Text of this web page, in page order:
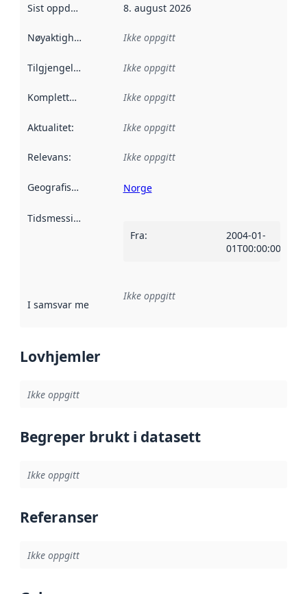
Sist oppdatert 8. august 2026
Nøyaktighet Ikke oppgitt
Tilgjengelighet Ikke oppgitt
Kompletthet Ikke oppgitt
Aktualitet: Ikke oppgitt
Relevans: Ikke oppgitt
Geografisk avgrensning :
Norge
Tidsmessig avgrensning
Fra:
2004-01-
01T00:00:00Z
I samsvar med Referanse til en implementasjonsregel
Ikke oppgitt
Lovhjemler
Ikke oppgitt
Begreper brukt i datasett
Ikke oppgitt
Referanser
Ikke oppgitt